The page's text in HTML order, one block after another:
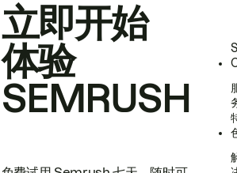
立即开始
体验
SEMRUSH